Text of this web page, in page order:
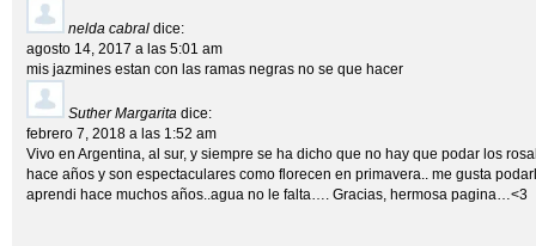
nelda cabral dice:
agosto 14, 2017 a las 5:01 am
mis jazmines estan con las ramas negras no se que hacer
Suther Margarita dice:
febrero 7, 2018 a las 1:52 am
Vivo en Argentina, al sur, y siempre se ha dicho que no hay que podar los
hace años y son espectaculares como florecen en primavera.. me gusta
aprendi hace muchos años..agua no le falta…. Gracias, hermosa pagina…<3